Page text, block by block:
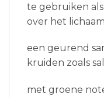
te gebruiken
over het lichaam
een geurend
kruiden zoals
met groene